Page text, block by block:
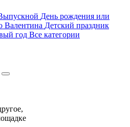
День рождения или
Валентина Детский праздник
год Все категории